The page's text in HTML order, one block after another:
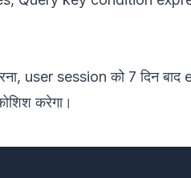
session को 7 दिन बाद
करेगा।